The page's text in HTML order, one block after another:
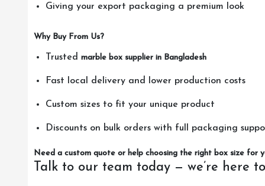
Giving your export packaging a premium look
Why Buy From Us?
Trusted marble box supplier in Bangladesh
Fast local delivery and lower production costs
Custom sizes to fit your unique product
Discounts on bulk orders with full packaging
Need a custom quote or help choosing the right box size for
Talk to our team today — we’re here